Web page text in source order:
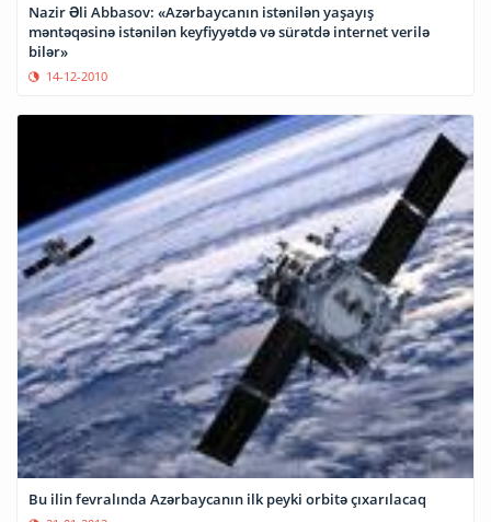
Nazir Əli Abbasov: «Azərbaycanın istənilən yaşayış
məntəqəsinə istənilən keyfiyyətdə və sürətdə internet verilə
bilər»
14-12-2010
Bu ilin fevralında Azərbaycanın ilk peyki orbitə çıxarılacaq